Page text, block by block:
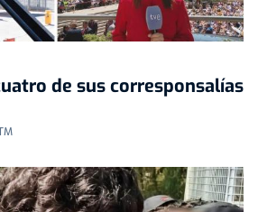
de sus corresponsalías